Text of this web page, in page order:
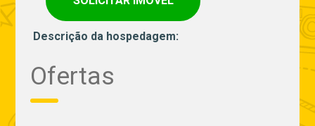
Descrição da hospedagem:
Ofertas